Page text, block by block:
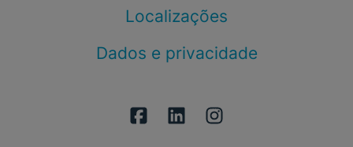
Localizações
Dados e privacidade